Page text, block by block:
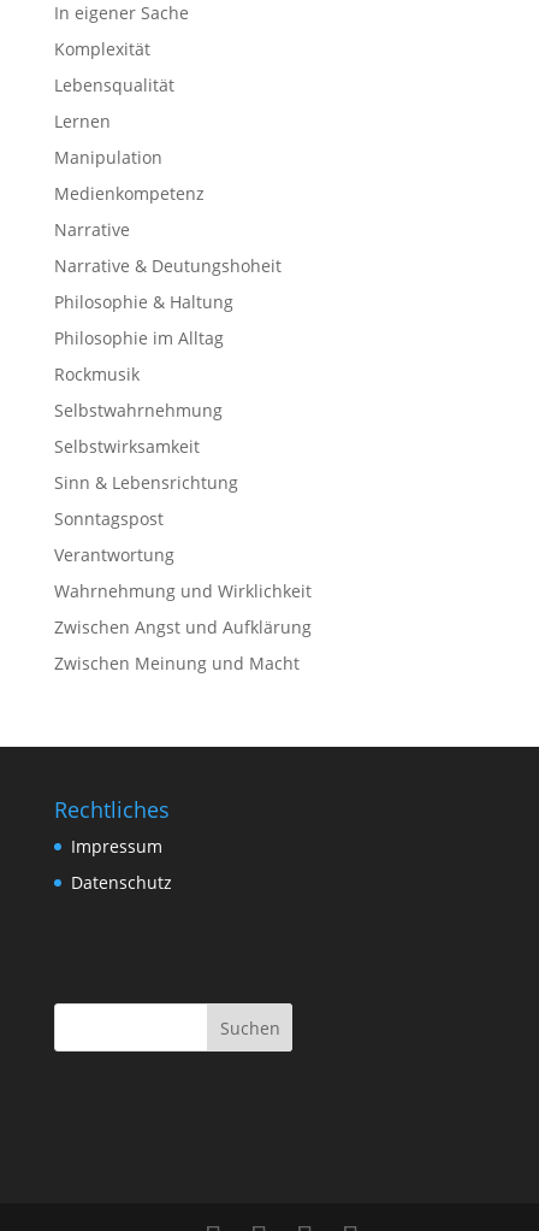
In eigener Sache
Komplexität
Lebensqualität
Lernen
Manipulation
Medienkompetenz
Narrative
Narrative & Deutungshoheit
Philosophie & Haltung
Philosophie im Alltag
Rockmusik
Selbstwahrnehmung
Selbstwirksamkeit
Sinn & Lebensrichtung
Sonntagspost
Verantwortung
Wahrnehmung und Wirklichkeit
Zwischen Angst und Aufklärung
Zwischen Meinung und Macht
Rechtliches
Impressum
Datenschutz